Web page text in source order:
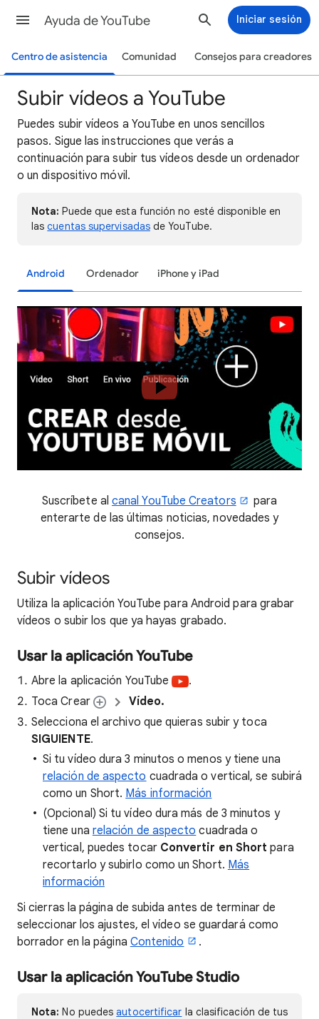
Ayuda de YouTube Iniciar sesión
Centro de asistencia Comunidad Consejos para creadores
Subir vídeos a YouTube
Puedes subir vídeos a YouTube en unos sencillos
pasos. Sigue las instrucciones que verás a
continuación para subir tus vídeos desde un ordenador
o un dispositivo móvil.
Nota: Puede que esta función no esté disponible en
lascuentas supervisadasde YouTube.
Android Ordenador iPhone y iPad
Suscríbete al canal YouTube Creators
para
enterarte de las últimas noticias, novedades y
consejos.
Subir vídeos
Utiliza la aplicación YouTube para Android para grabar
vídeos o subir los que ya hayas grabado.
Usar la aplicación YouTube
Abre la aplicación YouTube
.
Toca Crear
Vídeo.
Selecciona el archivo que quieras subir y toca
SIGUIENTE.
Si tu vídeo dura 3 minutos o menos y tiene una
relación de aspecto cuadrada o vertical, se subirá
como un Short. Más información
(Opcional) Si tu vídeo dura más de 3 minutos y
tiene una relación de aspecto cuadrada o
vertical, puedes tocar Convertir en Short para
recortarlo y subirlo como un Short. Más
información
​Si cierras la página de subida antes de terminar de
seleccionar los ajustes, el vídeo se guardará como
borrador en la página Contenido .
Usar la aplicación YouTube Studio
Nota: No puedesautocertificar la clasificación de tus